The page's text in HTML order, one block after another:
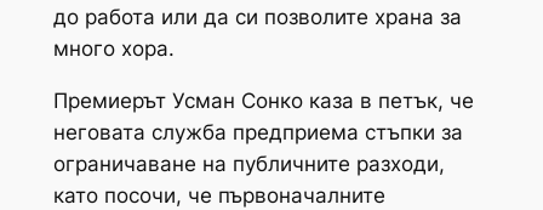
до работа или да си позволите храна за
много хора.
Премиерът Усман Сонко каза в петък, че
неговата служба предприема стъпки за
ограничаване на публичните разходи,
като посочи, че първоначалните